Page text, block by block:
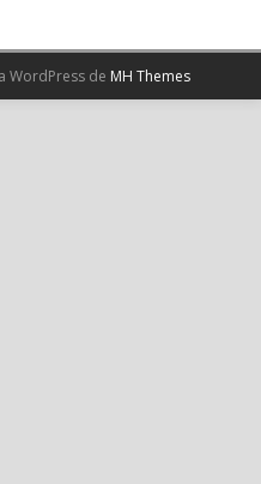
más
WordPress de MH Themes